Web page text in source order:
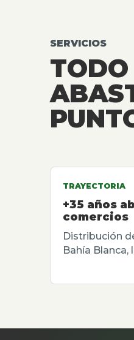
SERVICIOS
TRAYECTORIA
+35 años
comercios
Distribución
Bahía Blanca,